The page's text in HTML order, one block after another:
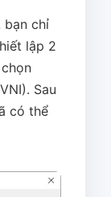
bạn chỉ
lập 2
Sau
có thể